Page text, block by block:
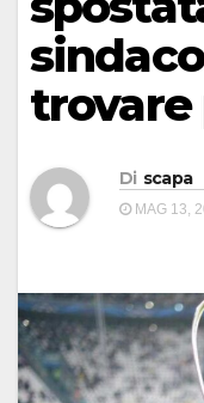
trovare
Di scapa
MAG 13,